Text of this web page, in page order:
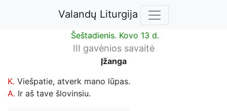
Valandų Liturgija
Šeštadienis. Kovo 13 d.
III gavėnios savaitė
Įžanga
K. Viešpatie, atverk mano lūpas.
A. Ir aš tave šlovinsiu.